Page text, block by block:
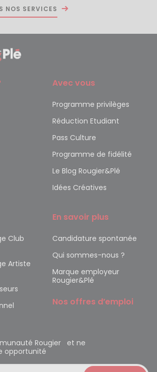
NOS SERVICES
Avec vous
Programme privilèges
Réduction Etudiant
Pass Culture
Programme de fidélité
Le Blog Rougier&Plé
Idées Créatives
Club
Artiste
En savoir plus
Candidature spontanée
Qui sommes-nous ?
Marque employeur
Rougier&Plé
Nos offres d’emploi
Rougier et ne
opportunité